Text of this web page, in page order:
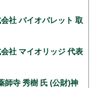
バイオパレット 取
マイオリッジ 代表
寺 秀樹 氏 (公財)神